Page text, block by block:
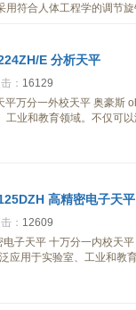
用符合人体工程学的调节
E 分析天平
： 16129
万分一外校天平 奥豪斯
工业和教育领域。不仅可
高精密电子天平
： 12609
子天平 十万分一内校天
应用于实验室、工业和教